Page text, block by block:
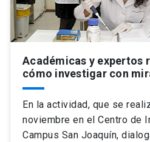
Académicas y expertos
cómo investigar con
En la actividad, que se
noviembre en el Centro de
Campus San Joaquín,